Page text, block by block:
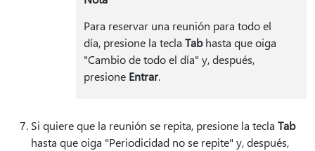
Para reservar una reunión para todo el
día, presione la teclaTabhasta que oiga
"Cambio de todo el día" y, después,
presione Entrar.
Si quiere que la reunión se repita, presione la tecla Tab
hasta que oiga "Periodicidad no se repite" y, después,